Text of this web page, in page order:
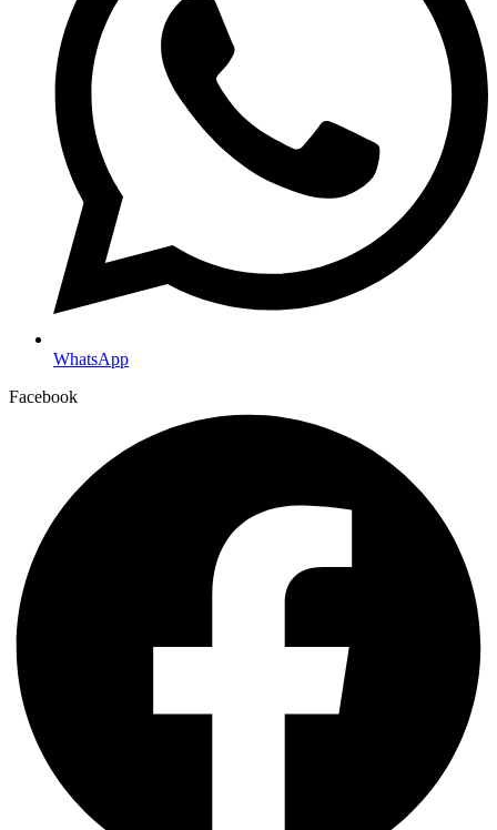
WhatsApp
Facebook